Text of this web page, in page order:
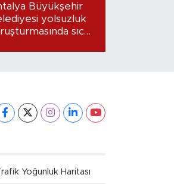
Büyükşehir
yolsuzluk
sıcak
Yoğunluk Haritası